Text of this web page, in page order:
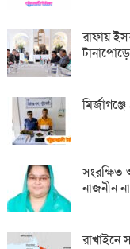
রাফায়
সংরক্ষিত
নাজনীন
রাখাইনে